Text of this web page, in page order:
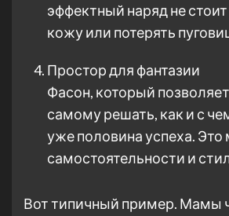
эффектный наряд не
кожу или потерять
Простор для фантазии
Фасон, который
самому решать, как и с
уже половина успеха.
самостоятельности и
Вот типичный пример. Мамы